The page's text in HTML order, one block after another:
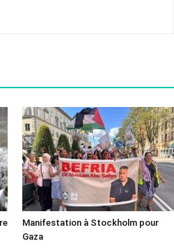
Manifestation à Stockholm pour
Gaza